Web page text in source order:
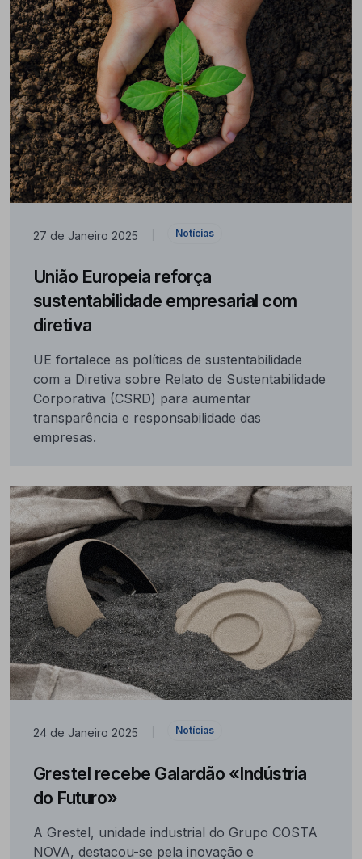
27 de Janeiro 2025 Notícias
União Europeia reforça
sustentabilidade empresarial com
diretiva
UE fortalece as políticas de sustentabilidade
com a Diretiva sobre Relato de Sustentabilidade
Corporativa (CSRD) para aumentar
transparência e responsabilidade das
empresas.
24 de Janeiro 2025 Notícias
Grestel recebe Galardão «Indústria
do Futuro»
A Grestel, unidade industrial do Grupo COSTA
NOVA, destacou-se pela inovação e